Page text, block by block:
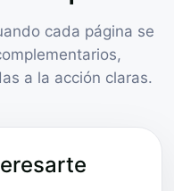
cada página se
a la acción claras.